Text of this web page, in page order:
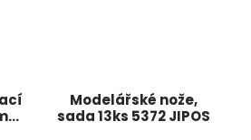
Modelářské nože,
sada 13ks 5372 JIPOS